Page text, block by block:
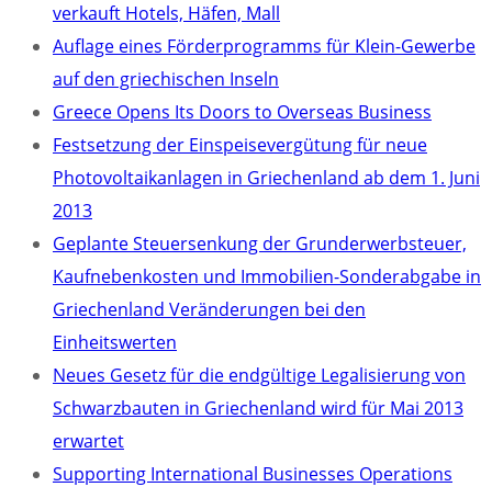
verkauft Hotels, Häfen, Mall
Auflage eines Förderprogramms für Klein-Gewerbe
auf den griechischen Inseln
Greece Opens Its Doors to Overseas Business
Festsetzung der Einspeisevergütung für neue
Photovoltaikanlagen in Griechenland ab dem 1. Juni
2013
Geplante Steuersenkung der Grunderwerbsteuer,
Kaufnebenkosten und Immobilien-Sonderabgabe in
Griechenland Veränderungen bei den
Einheitswerten
Neues Gesetz für die endgültige Legalisierung von
Schwarzbauten in Griechenland wird für Mai 2013
erwartet
Supporting International Businesses Operations